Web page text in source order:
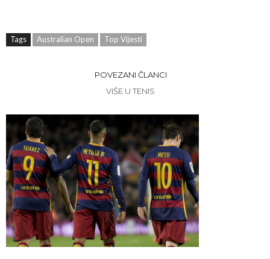
Tags Australian Open Top Vijesti
POVEZANI ČLANCI
VIŠE U TENIS